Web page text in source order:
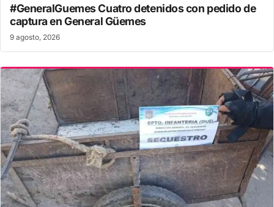
#GeneralGuemes Cuatro detenidos con pedido de
captura en General Güemes
9 agosto, 2026